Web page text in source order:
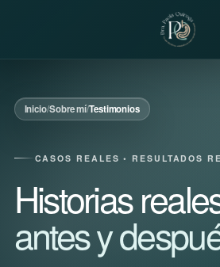
Inicio/Sobre mí/Testimonios
CASOS REALES • RESULTADOS
Historias
antes y